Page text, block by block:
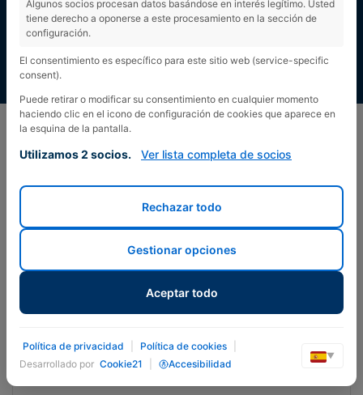
Algunos socios procesan datos basándose en interés legítimo. Usted
tiene derecho a oponerse a este procesamiento en la sección de
configuración.
El consentimiento es específico para este sitio web (service-specific
consent).
Puede retirar o modificar su consentimiento en cualquier momento
haciendo clic en el icono de configuración de cookies que aparece en
la esquina de la pantalla.
Utilizamos 2 socios. Ver lista completa de socios
Rechazar todo
Gestionar opciones
Aceptar todo
Política de privacidad Política de cookies
Desarrollado por Cookie21 Accesibilidad
▼